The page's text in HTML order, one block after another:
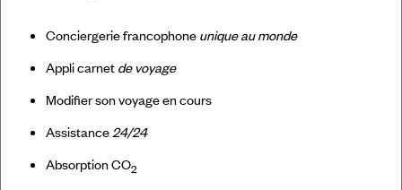
Conciergerie francophone unique au monde
Appli carnet de voyage
Modifier son voyage en cours
Assistance24/24
Absorption CO2